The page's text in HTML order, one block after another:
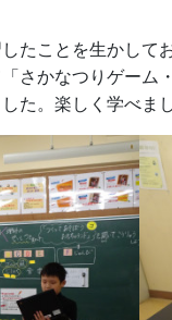
たことを生かして
さかなつりゲーム
た。楽しく学べまし